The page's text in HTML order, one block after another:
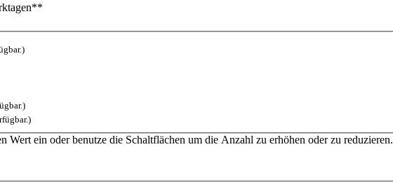
Wert ein oder benutze die Schaltflächen um die Anzahl zu erhöhen oder zu reduzieren.